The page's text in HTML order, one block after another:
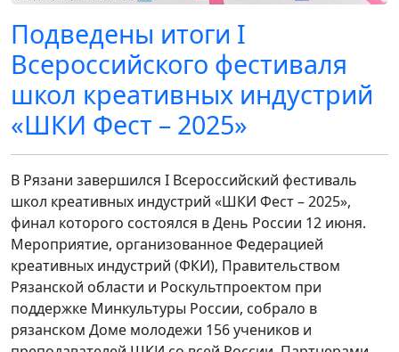
Подведены итоги I
Всероссийского фестиваля
школ креативных индустрий
«ШКИ Фест – 2025»
В Рязани завершился I Всероссийский фестиваль
школ креативных индустрий «ШКИ Фест – 2025»,
финал которого состоялся в День России 12 июня.
Мероприятие, организованное Федерацией
креативных индустрий (ФКИ), Правительством
Рязанской области и Роскультпроектом при
поддержке Минкультуры России, собрало в
рязанском Доме молодежи 156 учеников и